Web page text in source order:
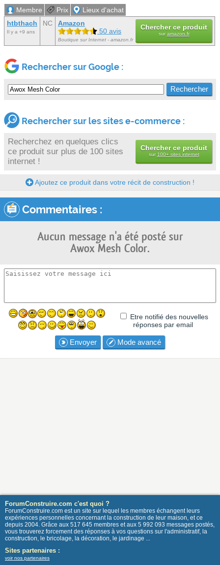
Membre Prix
Lieux d'achat
htbthach
Il y a +9 ans
NC
Amazon
50 avis
Boutique sur Internet - amazon.fr
Chercher ce produit
suramazon.fr
Rechercher sur Google :
Rechercher sur les sites e-commerce :
Recherchez en quelques clics
ce produit sur plus de 100 sites
internet !
Chercher ce produit
sur100+ sites internet
Ajoutez ce produit dans votre récit de construction !
Commentaires :
Aucun message n'a été posté sur
Awox Mesh Color.
Etre notifié des nouvelles
réponses par email
Envoyer Mode avancé
ForumConstruire.com c'est quoi ?
ForumConstruire.com est un site sur lequel les membres échangent leurs
expériences personnelles concernant la construction de leur maison, et ce
depuis 2004. Grâce aux 517 645 membres et aux 5 992 093 messages postés,
vous trouverez forcement des réponses à vos questions sur l'administratif, la
construction, le bricolage, la décoration, le jardinage ...
Sites partenaires :
voir nos partenaires